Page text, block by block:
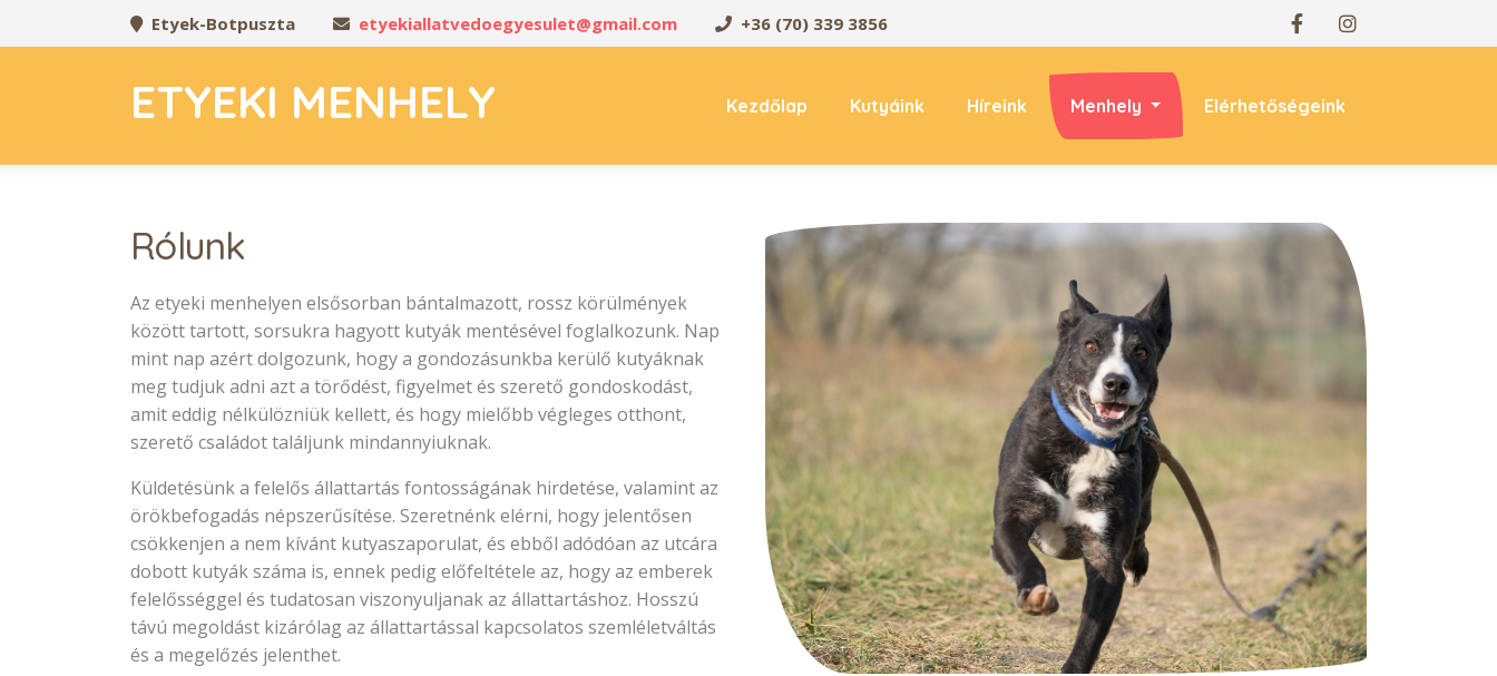
Etyek-Botpuszta etyekiallatvedoegyesulet@gmail.com +36 (70) 339 3856
ETYEKI MENHELY Kezdőlap Kutyáink Híreink Menhely Elérhetőségeink
Rólunk
Az etyeki menhelyen elsősorban bántalmazott, rossz körülmények
között tartott, sorsukra hagyott kutyák mentésével foglalkozunk. Nap
mint nap azért dolgozunk, hogy a gondozásunkba kerülő kutyáknak
meg tudjuk adni azt a törődést, figyelmet és szerető gondoskodást,
amit eddig nélkülözniük kellett, és hogy mielőbb végleges otthont,
szerető családot találjunk mindannyiuknak.
Küldetésünk a felelős állattartás fontosságának hirdetése, valamint az
örökbefogadás népszerűsítése. Szeretnénk elérni, hogy jelentősen
csökkenjen a nem kívánt kutyaszaporulat, és ebből adódóan az utcára
dobott kutyák száma is, ennek pedig előfeltétele az, hogy az emberek
felelősséggel és tudatosan viszonyuljanak az állattartáshoz. Hosszú
távú megoldást kizárólag az állattartással kapcsolatos szemléletváltás
és a megelőzés jelenthet.